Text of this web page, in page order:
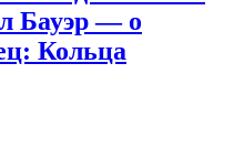
Бауэр — о
Кольца